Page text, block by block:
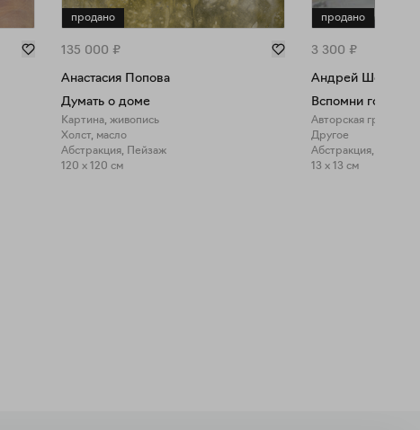
продано
135 000 ₽
Анастасия Попова
Думать о доме
Картина, живопись
Холст, масло
Абстракция, Пейзаж
120 x 120 см
продано
3 300 ₽
Андрей
Вспомни горы
Авторская графика
Другое
Абстракция, Пейзаж
13 x 13 см